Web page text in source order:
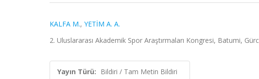
KALFA M., YETİM A. A.
2. Uluslararası Akademik Spor Araştırmaları Kongresi, Batumi,
Yayın Türü: Bildiri / Tam Metin Bildiri